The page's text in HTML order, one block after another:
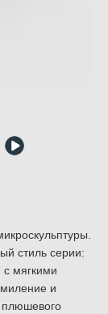
стиль серии:
с мягкими
и
плюшевого